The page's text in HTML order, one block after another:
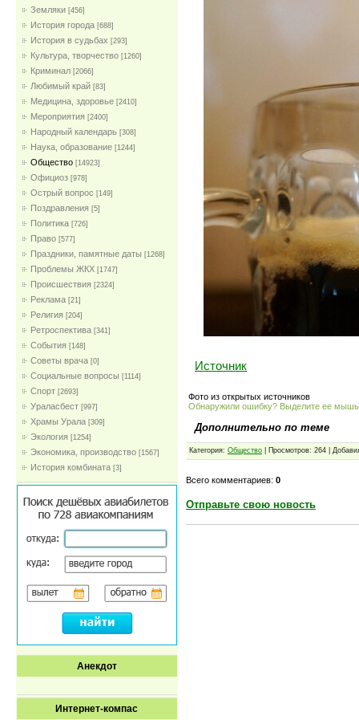
Земляки [456]
История города [688]
История в судьбах [293]
Культура, творчество [1260]
Криминал [2066]
Любимый край [83]
Медицина, здоровье [2410]
Мероприятия [2400]
Народный календарь [308]
Наука, образование [1244]
Общество [14923]
Официоз [978]
Острый вопрос [149]
Поздравления [5]
Политика [726]
Право [577]
Праздники, памятные даты [1268]
Проблемы ЖКХ [1747]
Проиcшествия [2324]
Реклама [21]
Религия [204]
Ретроспектива [341]
События [148]
Советы врача [0]
Социальные вопросы [1114]
Спорт [2693]
Ураласбест [997]
Храмы Урала [309]
Экология [1254]
Экономика, производство [1567]
История комбината [3]
Анекдот
Интернет-компас
Источник
Фото из открытых источников
Обнаружили ошибку? Выделите ее
Дополнительно по теме
Категория: Общество | Просмотров: 264 |
Всего комментариев: 0
Отправьте свою новость